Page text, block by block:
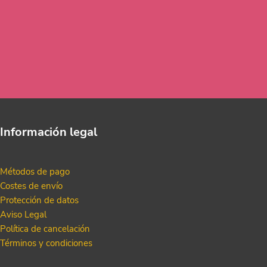
Información legal
Métodos de pago
Costes de envío
Protección de datos
Aviso Legal
Política de cancelación
Términos y condiciones